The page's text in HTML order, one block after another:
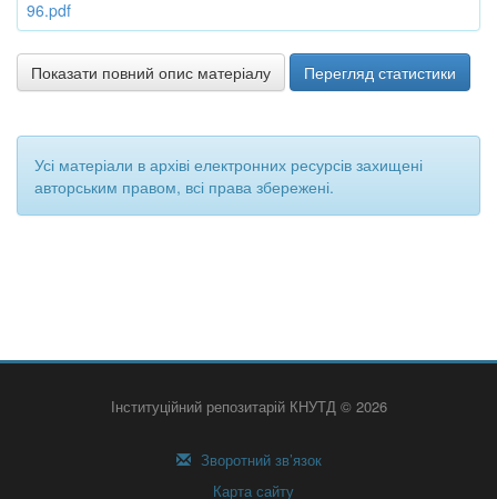
96.pdf
Показати повний опис матеріалу Перегляд статистики
Усі матеріали в архіві електронних ресурсів захищені
авторським правом, всі права збережені.
Інституційний репозитарій КНУТД © 2026
Зворотний зв’язок
Карта сайту